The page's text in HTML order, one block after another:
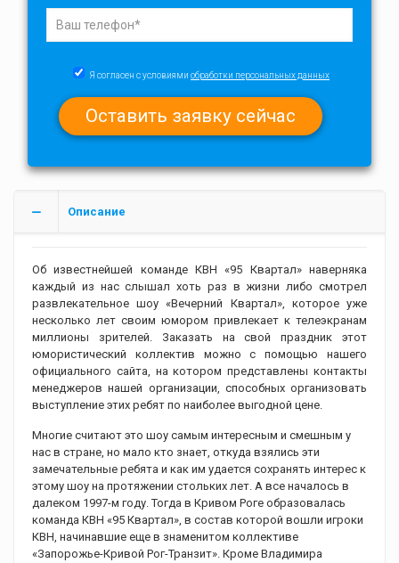
Я согласен с условиями обработки персональных данных
Описание
Об известнейшей команде КВН «95 Квартал» наверняка
каждый из нас слышал хоть раз в жизни либо смотрел
развлекательное шоу «Вечерний Квартал», которое уже
несколько лет своим юмором привлекает к телеэкранам
миллионы зрителей. Заказать на свой праздник этот
юмористический коллектив можно с помощью нашего
официального сайта, на котором представлены контакты
менеджеров нашей организации, способных организовать
выступление этих ребят по наиболее выгодной цене.
Многие считают это шоу самым интересным и смешным у
нас в стране, но мало кто знает, откуда взялись эти
замечательные ребята и как им удается сохранять интерес к
этому шоу на протяжении стольких лет. А все началось в
далеком 1997-м году. Тогда в Кривом Роге образовалась
команда КВН «95 Квартал», в состав которой вошли игроки
КВН, начинавшие еще в знаменитом коллективе
«Запорожье-Кривой Рог-Транзит». Кроме Владимира